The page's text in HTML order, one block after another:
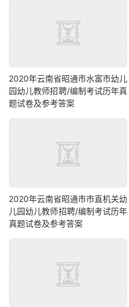
2020年云南省昭通市水富市幼儿
园幼儿教师招聘/编制考试历年真
题试卷及参考答案
2020年云南省昭通市市直机关幼
儿园幼儿教师招聘/编制考试历年
真题试卷及参考答案